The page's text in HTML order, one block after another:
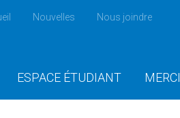
Nouvelles Nous joindre
ESPACE ÉTUDIANT MERCI